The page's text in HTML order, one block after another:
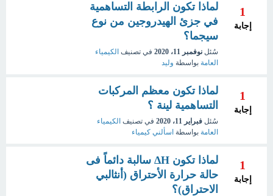
1
إجابة
لماذا تكون الرابطة التساهمية
في جزئ الهيدروجين من نوع
سيجما؟
سُئل نوفمبر 11، 2020 في تصنيف الكيمياء
العامة بواسطة وليد
1
إجابة
لماذا تكون معظم المركبات
التساهمية لينة ؟
سُئل فبراير 11، 2020 في تصنيف الكيمياء
العامة بواسطة اسألني كيمياء
1
إجابة
لماذا تكون ΔH سالبة دائماً فى
حالة حرارة الأحتراق (أنثالبي
الاحتراق)؟